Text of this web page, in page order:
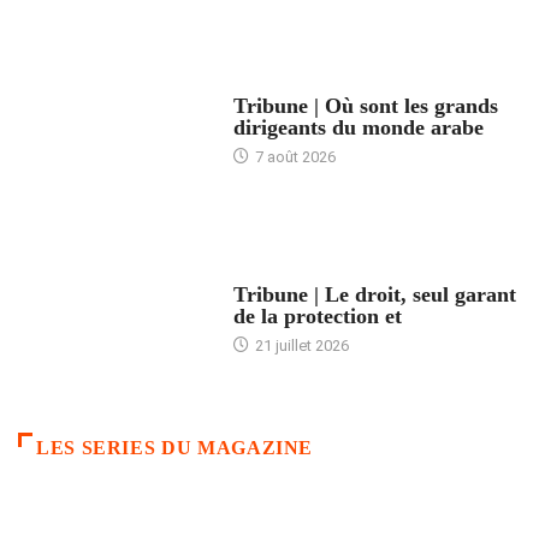
Tribune | Où sont les grands
dirigeants du monde arabe
7 août 2026
Tribune | Le droit, seul garant
de la protection et
21 juillet 2026
LES SERIES DU MAGAZINE